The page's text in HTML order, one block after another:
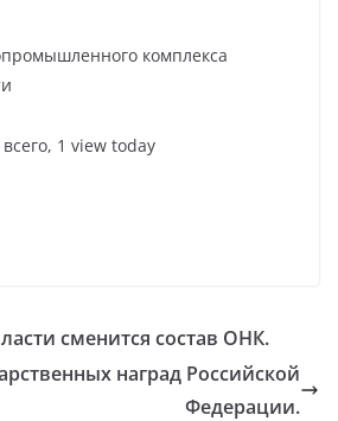
комплекса
1 view today
сменится состав ОНК.
наград Российской
Федерации.